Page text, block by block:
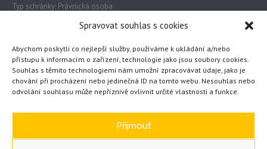
Spravovat souhlas s cookies
Abychom poskytli co nejlepší služby, používáme k ukládání a/nebo
přístupu k informacím o zařízení, technologie jako jsou soubory cookies.
Souhlas s těmito technologiemi nám umožní zpracovávat údaje, jako je
chování při procházení nebo jedinečná ID na tomto webu. Nesouhlas nebo
odvolání souhlasu může nepříznivě ovlivnit určité vlastnosti a funkce.
Přijmout
Typ schránky: Právnická osoba
Obec Lužec nad Vltavou
MŠMT